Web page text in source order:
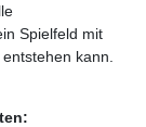
Spielfeld mit
kann.